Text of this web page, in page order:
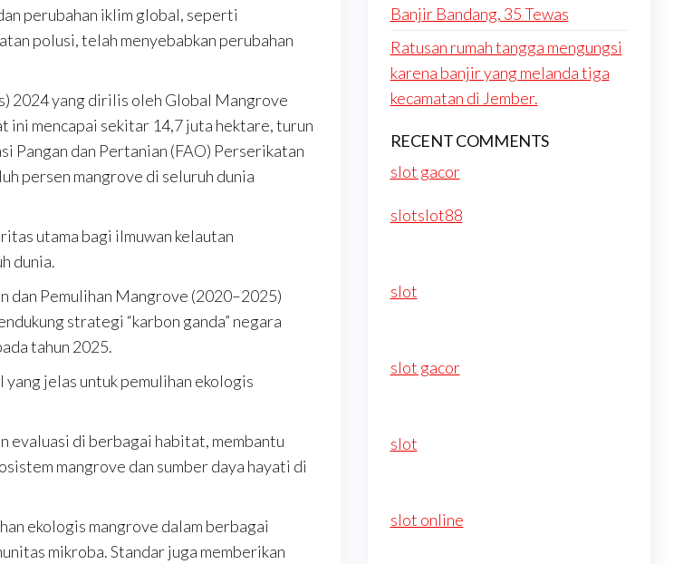
perubahan iklim global, seperti
polusi, telah menyebabkan perubahan
2024 yang dirilis oleh Global Mangrove
ini mencapai sekitar 14,7 juta hektare, turun
Pangan dan Pertanian (FAO) Perserikatan
persen mangrove di seluruh dunia
utama bagi ilmuwan kelautan
dunia.
dan Pemulihan Mangrove (2020–2025)
strategi “karbon ganda” negara
tahun 2025.
jelas untuk pemulihan ekologis
evaluasi di berbagai habitat, membantu
mangrove dan sumber daya hayati di
ekologis mangrove dalam berbagai
mikroba. Standar juga memberikan
Banjir Bandang, 35 Tewas
Ratusan rumah tangga mengungsi
karena banjir yang melanda tiga
kecamatan di Jember.
RECENT COMMENTS
slot gacor
slotslot88
slot
slot gacor
slot
slot online